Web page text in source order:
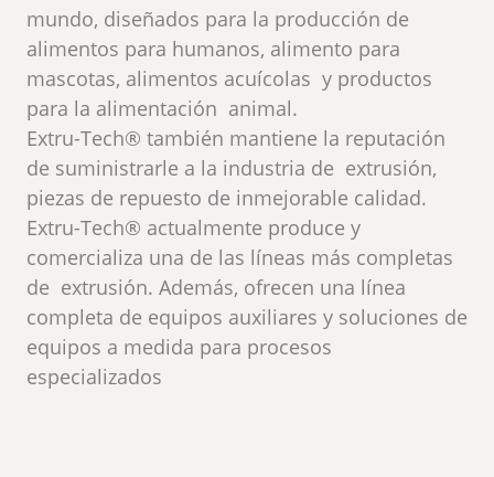
mundo, diseñados para la producción de
alimentos para humanos, alimento para
mascotas, alimentos acuícolas y productos
para la alimentación animal.
Extru-Tech® también mantiene la reputación
de suministrarle a la industria de extrusión,
piezas de repuesto de inmejorable calidad.
Extru-Tech® actualmente produce y
comercializa una de las líneas más completas
de extrusión. Además, ofrecen una línea
completa de equipos auxiliares y soluciones de
equipos a medida para procesos
especializados